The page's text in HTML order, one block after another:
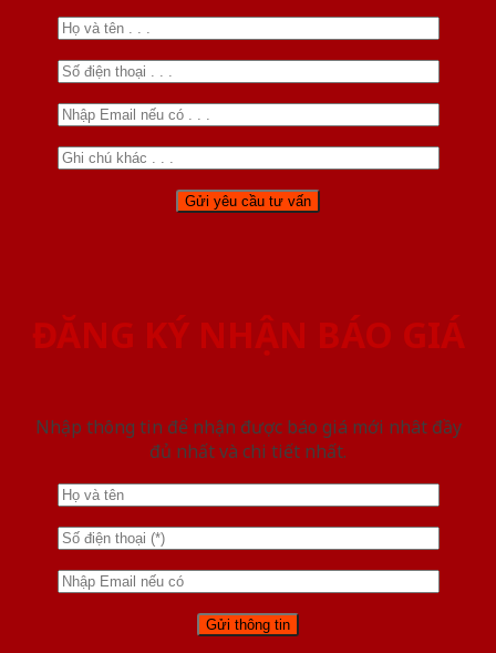
ĐĂNG KÝ NHẬN BÁO GIÁ
Nhập thông tin để nhận được báo giá mới nhât đầy
đủ nhất và chi tiết nhất.